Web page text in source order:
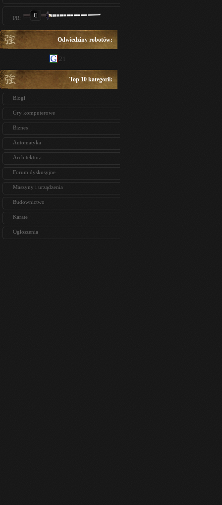
PR:
Odwiedziny robotów:
21
Top 10 kategorii:
Blogi
Gry komputerowe
Biznes
Automatyka
Architektura
Forum dyskusyjne
Maszyny i urządzenia
Budownictwo
Karate
Ogłoszenia